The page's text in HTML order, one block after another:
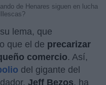
de Henares siguen en lucha
lema, que
que el de precarizar
comercio. Así,
del gigante del
Jeff Bezos, ha